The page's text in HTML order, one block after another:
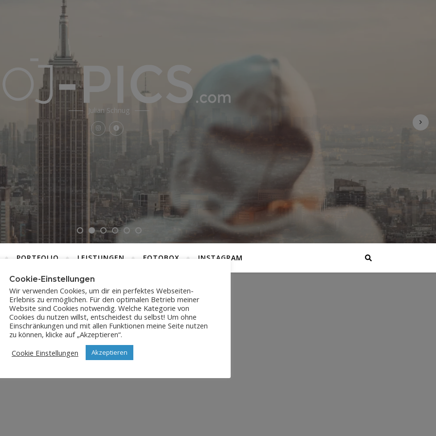
Julian Schnug
PORTFOLIO LEISTUNGEN FOTOBOX INSTAGRAM
DSC_5606
5. Juni 2018
Cookie-Einstellungen
Wir verwenden Cookies, um dir ein perfektes Webseiten-
Erlebnis zu ermöglichen. Für den optimalen Betrieb meiner
Website sind Cookies notwendig. Welche Kategorie von
Cookies du nutzen willst, entscheidest du selbst! Um ohne
Einschränkungen und mit allen Funktionen meine Seite nutzen
zu können, klicke auf „Akzeptieren“.
Cookie Einstellungen
Akzeptieren